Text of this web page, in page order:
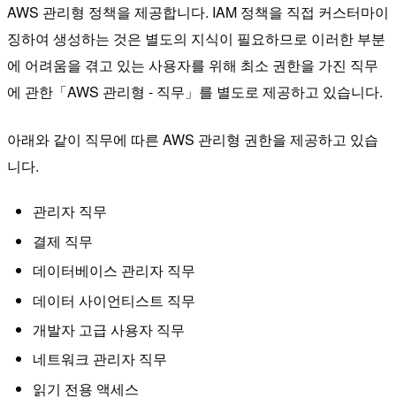
AWS 관리형 정책을 제공합니다. IAM 정책을 직접 커스터마이
징하여 생성하는 것은 별도의 지식이 필요하므로 이러한 부분
에 어려움을 겪고 있는 사용자를 위해 최소 권한을 가진 직무
에 관한「AWS 관리형 - 직무」를 별도로 제공하고 있습니다.
아래와 같이 직무에 따른 AWS 관리형 권한을 제공하고 있습
니다.
관리자 직무
결제 직무
데이터베이스 관리자 직무
데이터 사이언티스트 직무
개발자 고급 사용자 직무
네트워크 관리자 직무
읽기 전용 액세스